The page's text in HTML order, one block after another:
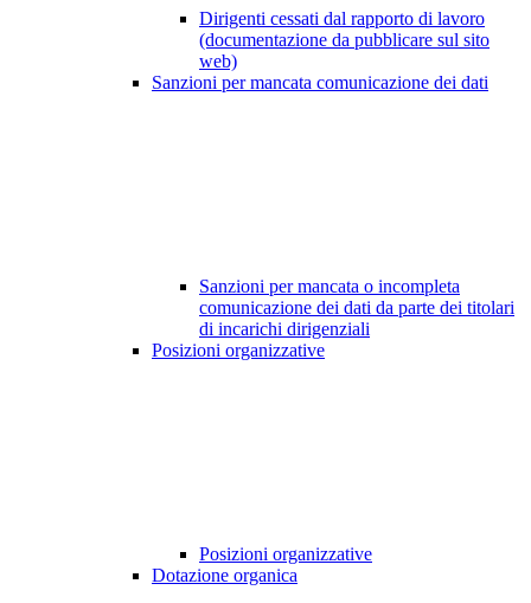
Dirigenti cessati dal rapporto di lavoro
(documentazione da pubblicare sul sito
web)
Sanzioni per mancata comunicazione dei dati
Sanzioni per mancata o incompleta
comunicazione dei dati da parte dei titolari
di incarichi dirigenziali
Posizioni organizzative
Posizioni organizzative
Dotazione organica